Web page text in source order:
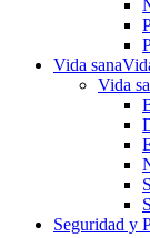
Vida sana
Vida
Seguridad y